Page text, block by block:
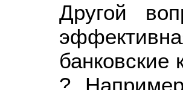
Другой
банковские
?